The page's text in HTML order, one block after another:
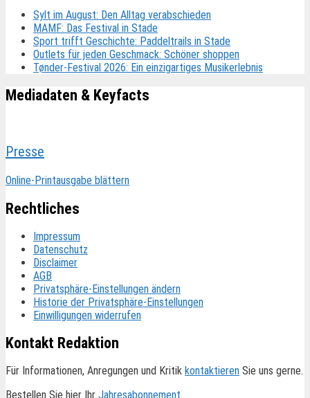
Sylt im August: Den Alltag verabschieden
MAMF: Das Festival in Stade
Sport trifft Geschichte: Paddeltrails in Stade
Outlets für jeden Geschmack: Schöner shoppen
Tønder-Festival 2026: Ein einzigartiges Musikerlebnis
Mediadaten & Keyfacts
Presse
Online-Printausgabe blättern
Rechtliches
Impressum
Datenschutz
Disclaimer
AGB
Privatsphäre-Einstellungen ändern
Historie der Privatsphäre-Einstellungen
Einwilligungen widerrufen
Kontakt Redaktion
Für Informationen, Anregungen und Kritik kontaktieren Sie uns gerne.
Bestellen Sie hier Ihr Jahresabonnement.